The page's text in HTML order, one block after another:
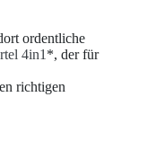
ordentliche
4in1 *, der für
richtigen